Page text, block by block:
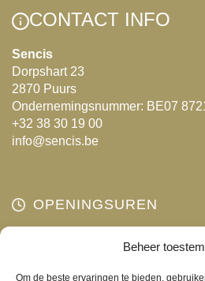
Beheer
Om de beste ervaringen te bieden,
CONTACT INFO
Sencis
Dorpshart 23
2870 Puurs
Ondernemingsnummer: BE07
+32 38 30 19 00
info@sencis.be
OPENINGSUREN
Gesloten